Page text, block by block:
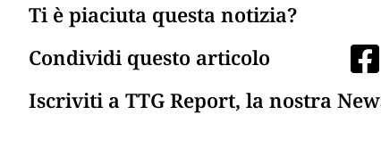
Ti è piaciuta questa notizia?
Condividi questo articolo
Iscriviti a TTG Report, la nostra